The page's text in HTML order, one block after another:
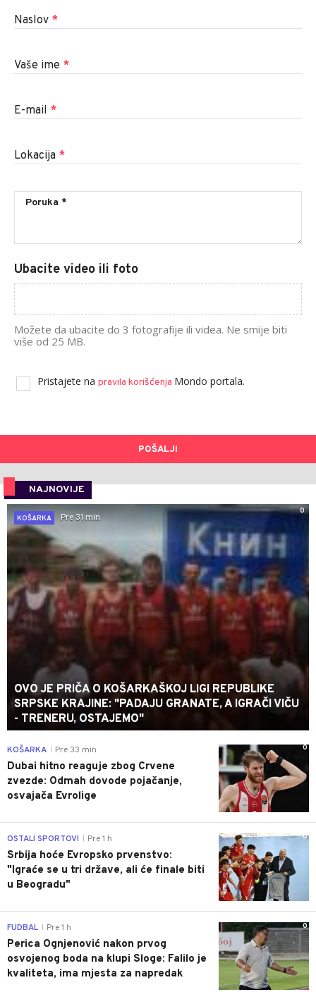
Naslov *
Vaše ime *
E-mail *
Lokacija *
Ubacite video ili foto
Možete da ubacite do 3 fotografije ili videa. Ne smije biti
više od 25 MB.
Pristajete na pravila korišćenja Mondo portala.
POŠALJI
NAJNOVIJE
0
KOŠARKA
Pre 31 min
OVO JE PRIČA O KOŠARKAŠKOJ LIGI REPUBLIKE
SRPSKE KRAJINE: "PADAJU GRANATE, A IGRAČI VIČU
- TRENERU, OSTAJEMO"
0
KOŠARKA Pre 33 min
Dubai hitno reaguje zbog Crvene
zvezde: Odmah dovode pojačanje,
osvajača Evrolige
0
OSTALI SPORTOVI Pre 1 h
Srbija hoće Evropsko prvenstvo:
"Igraće se u tri države, ali će finale biti
u Beogradu"
0
FUDBAL Pre 1 h
Perica Ognjenović nakon prvog
osvojenog boda na klupi Sloge: Falilo je
kvaliteta, ima mjesta za napredak